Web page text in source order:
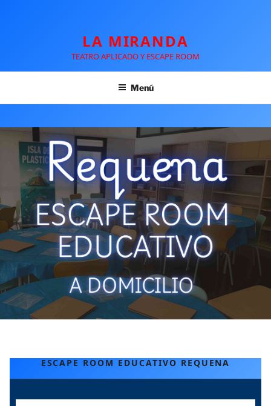
LA MIRANDA
TEATRO APLICADO Y ESCAPE ROOM
Menú
ESCAPE ROOM EDUCATIVO REQUENA